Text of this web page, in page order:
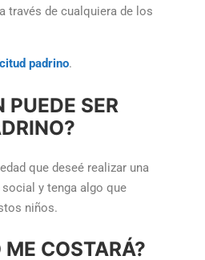
través de cualquiera de los
padrino.
PUEDE SER
que deseé realizar una
y tenga algo que
niños.
COSTARÁ?